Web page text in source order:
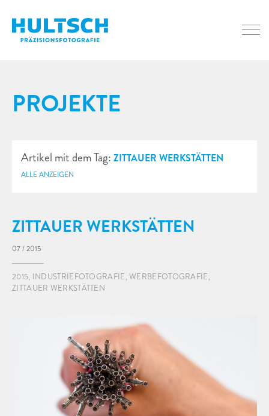
PROJEKTE
Artikel mit dem Tag: ZITTAUER WERKSTÄTTEN
ALLE ANZEIGEN
ZITTAUER WERKSTÄTTEN
07 / 2015
2015, INDUSTRIEFOTOGRAFIE,WERBEFOTOGRAFIE,
ZITTAUER WERKSTÄTTEN